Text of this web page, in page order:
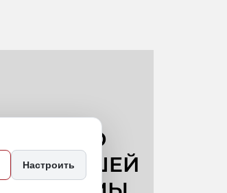
Настроить